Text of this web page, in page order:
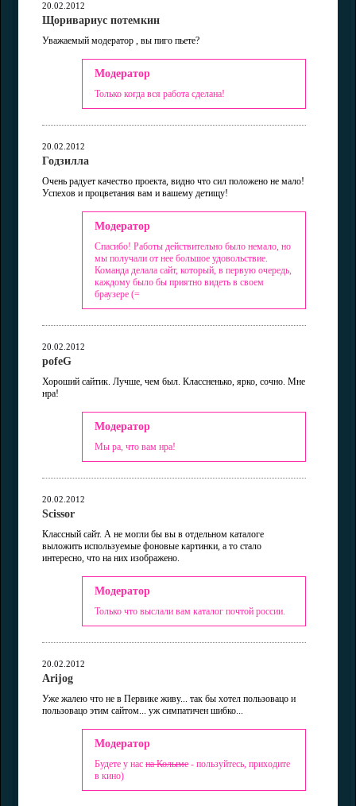
20.02.2012
Щоривариус потемкин
Уважаемый модератор , вы пиго пьете?
Модератор
Только когда вся работа сделана!
20.02.2012
Годзилла
Очень радует качество проекта, видно что сил положено не мало!
Успехов и процветания вам и вашему детищу!
Модератор
Спасибо! Работы действительно было немало, но
мы получали от нее большое удовольствие.
Команда делала сайт, который, в первую очередь,
каждому было бы приятно видеть в своем
браузере (=
20.02.2012
pofeG
Хороший сайтик. Лучше, чем был. Классненько, ярко, сочно. Мне
нра!
Модератор
Мы ра, что вам нра!
20.02.2012
Scissor
Классный сайт. А не могли бы вы в отдельном каталоге
выложить используемые фоновые картинки, а то стало
интересно, что на них изображено.
Модератор
Только что выслали вам каталог почтой россии.
20.02.2012
Arijog
Уже жалею что не в Первике живу... так бы хотел пользовацо и
пользовацо этим сайтом... уж симпатичен шибко...
Модератор
Будете у насна Колыме- пользуйтесь, приходите
в кино)